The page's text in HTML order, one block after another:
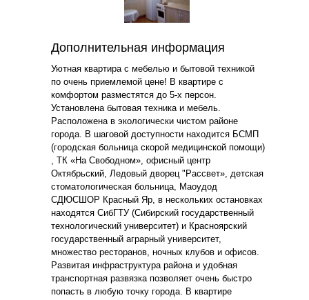
Дополнительная информация
Уютная квартира с мебелью и бытовой техникой
по очень приемлемой цене! В квартире с
комфортом разместятся до 5-х персон.
Установлена бытовая техника и мебель.
Расположена в экологически чистом районе
города. В шаговой доступности находится БСМП
(городская больница скорой медицинской помощи)
, ТК «На Свободном», офисный центр
Октябрьский, Ледовый дворец "Рассвет», детская
стоматологическая больница, Маоудод
СДЮСШОР Красный Яр, в нескольких остановках
находятся СибГТУ (Сибирский государственный
технологический университет) и Красноярский
государственный аграрный университет,
множество ресторанов, ночных клубов и офисов.
Развитая инфраструктура района и удобная
транспортная развязка позволяет очень быстро
попасть в любую точку города. В квартире